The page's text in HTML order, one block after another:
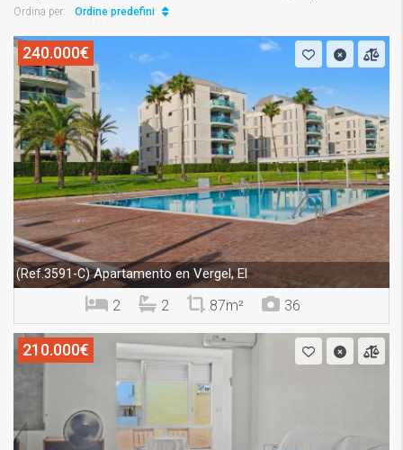
Ordina per: Ordine predefinito
240.000€
(Ref.3591-C)Apartamento en Vergel, El
2 2 87m² 36
210.000€